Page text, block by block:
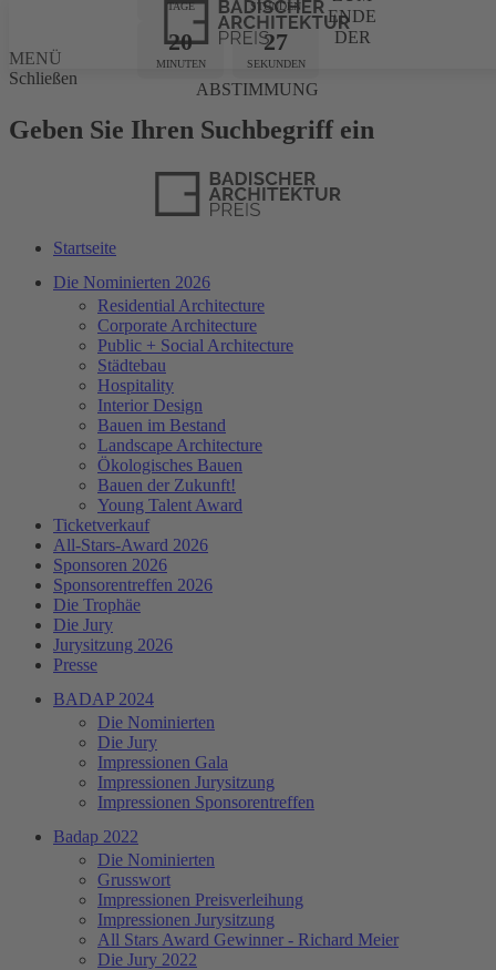
TAGE STUNDEN
20
MINUTEN
27
SEKUNDEN
ENDE
DER
ABSTIMMUNG
MENÜ
Schließen
Geben Sie Ihren Suchbegriff ein
Startseite
Die Nominierten 2026
Residential Architecture
Corporate Architecture
Public + Social Architecture
Städtebau
Hospitality
Interior Design
Bauen im Bestand
Landscape Architecture
Ökologisches Bauen
Bauen der Zukunft!
Young Talent Award
Ticketverkauf
All-Stars-Award 2026
Sponsoren 2026
Sponsorentreffen 2026
Die Trophäe
Die Jury
Jurysitzung 2026
Presse
BADAP 2024
Die Nominierten
Die Jury
Impressionen Gala
Impressionen Jurysitzung
Impressionen Sponsorentreffen
Badap 2022
Die Nominierten
Grusswort
Impressionen Preisverleihung
Impressionen Jurysitzung
All Stars Award Gewinner - Richard Meier
Die Jury 2022